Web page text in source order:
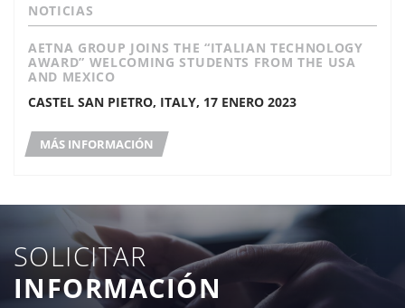
NOTICIAS
AETNA GROUP JOINS THE “ITALIAN TECHNOLOGY
AWARD” WELCOMING STUDENTS FROM THE USA
AND MEXICO
CASTEL SAN PIETRO, ITALY, 17 ENERO 2023
MÁS INFORMACIÓN
SOLICITAR
INFORMACIÓN